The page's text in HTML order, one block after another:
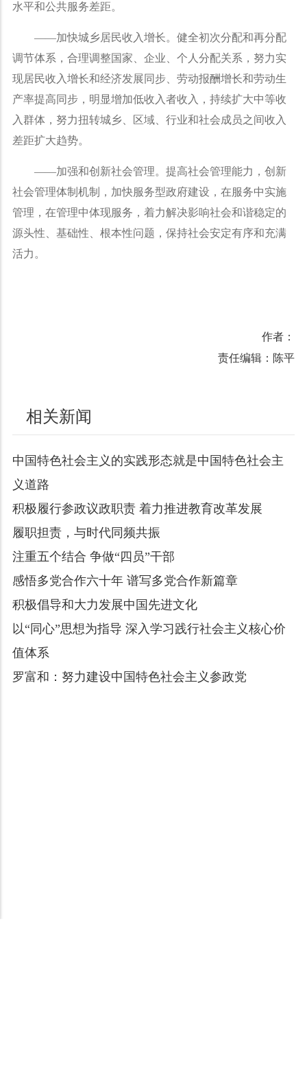
水平和公共服务差距。
——加快城乡居民收入增长。健全初次分配和再分配
调节体系，合理调整国家、企业、个人分配关系，努力实
现居民收入增长和经济发展同步、劳动报酬增长和劳动生
产率提高同步，明显增加低收入者收入，持续扩大中等收
入群体，努力扭转城乡、区域、行业和社会成员之间收入
差距扩大趋势。
——加强和创新社会管理。提高社会管理能力，创新
社会管理体制机制，加快服务型政府建设，在服务中实施
管理，在管理中体现服务，着力解决影响社会和谐稳定的
源头性、基础性、根本性问题，保持社会安定有序和充满
活力。
作者：
责任编辑：陈平
相关新闻
中国特色社会主义的实践形态就是中国特色社会主
义道路
积极履行参政议政职责 着力推进教育改革发展
履职担责，与时代同频共振
注重五个结合 争做“四员”干部
感悟多党合作六十年 谱写多党合作新篇章
积极倡导和大力发展中国先进文化
以“同心”思想为指导 深入学习践行社会主义核心价
值体系
罗富和：努力建设中国特色社会主义参政党